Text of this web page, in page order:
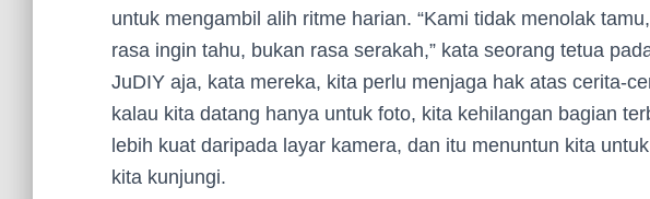
untuk mengambil alih ritme harian. “Kami tidak menolak
rasa ingin tahu, bukan rasa serakah,” kata seorang tetua
JuDIY aja, kata mereka, kita perlu menjaga hak atas cerita-
kalau kita datang hanya untuk foto, kita kehilangan bagian
lebih kuat daripada layar kamera, dan itu menuntun kita
kita kunjungi.